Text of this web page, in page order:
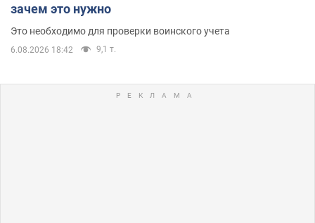
зачем это нужно
Это необходимо для проверки воинского учета
6.08.2026 18:42 9,1 т.